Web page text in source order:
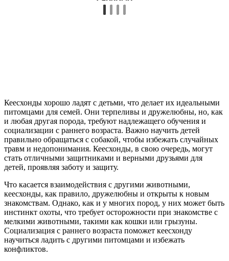
Кеесхонды хорошо ладят с детьми, что делает их идеальными
питомцами для семей. Они терпеливы и дружелюбны, но, как
и любая другая порода, требуют надлежащего обучения и
социализации с раннего возраста. Важно научить детей
правильно обращаться с собакой, чтобы избежать случайных
травм и недопонимания. Кеесхонды, в свою очередь, могут
стать отличными защитниками и верными друзьями для
детей, проявляя заботу и защиту.
Что касается взаимодействия с другими животными,
кеесхонды, как правило, дружелюбны и открыты к новым
знакомствам. Однако, как и у многих пород, у них может быть
инстинкт охоты, что требует осторожности при знакомстве с
мелкими животными, такими как кошки или грызуны.
Социализация с раннего возраста поможет кеесхонду
научиться ладить с другими питомцами и избежать
конфликтов.